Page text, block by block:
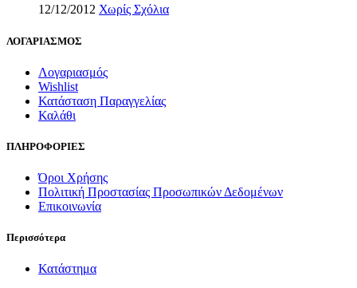
12/12/2012 Χωρίς Σχόλια
ΛΟΓΑΡΙΑΣΜΟΣ
Λογαριασμός
Wishlist
Κατάσταση Παραγγελίας
Καλάθι
ΠΛΗΡΟΦΟΡΙΕΣ
Όροι Χρήσης
Πολιτική Προστασίας Προσωπικών Δεδομένων
Επικοινωνία
Περισσότερα
Κατάστημα